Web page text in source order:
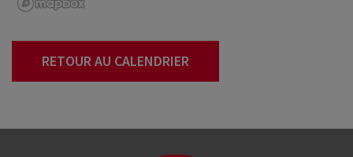
RETOUR AU CALENDRIER